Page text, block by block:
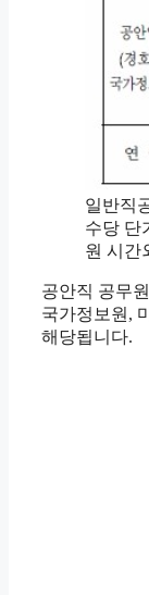
일반직
수당 단
원 시간
공안직 공무
국가정보원,
해당됩니다.